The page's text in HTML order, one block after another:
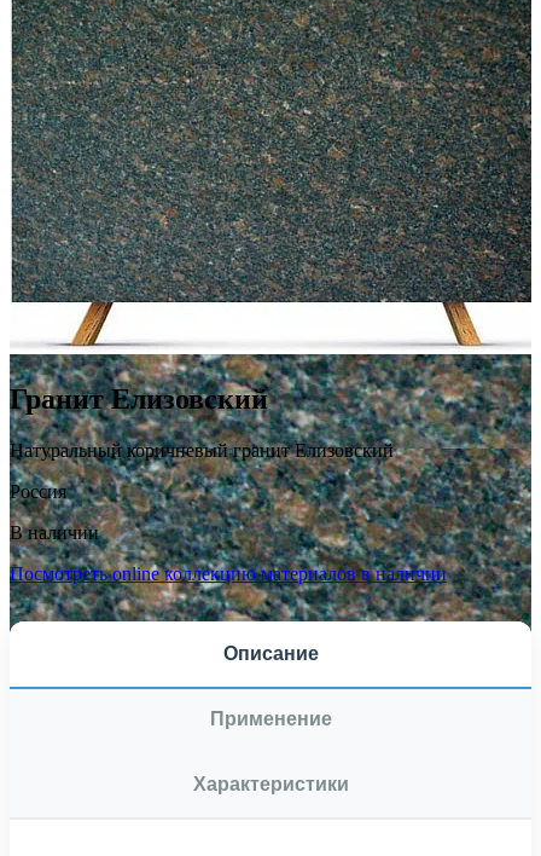
Гранит Елизовский
Натуральный коричневый гранит Елизовский
Россия
В наличии
Посмотреть online коллекцию материалов в наличии
Описание
Применение
Характеристики